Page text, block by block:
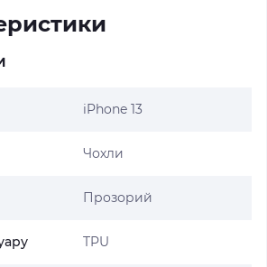
iPhone 13
Чохли
Прозорий
TPU